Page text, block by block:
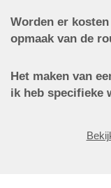
Worden er
opmaak van de
Het maken van
ik heb specifieke